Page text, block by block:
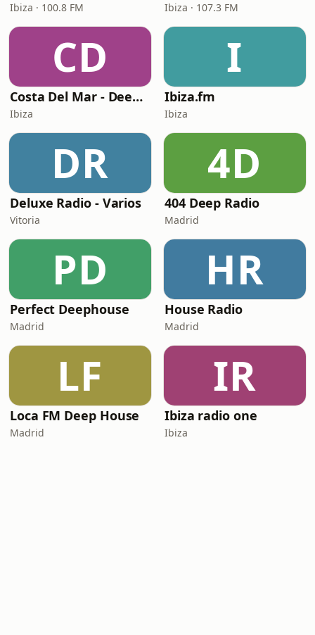
Ibiza · 100.8 FM Ibiza · 107.3 FM
CD
Costa Del Mar - Deep House
Ibiza
I
Ibiza.fm
Ibiza
DR
Deluxe Radio - Varios
Vitoria
4D
404 Deep Radio
Madrid
PD
Perfect Deephouse
Madrid
HR
House Radio
Madrid
LF
Loca FM Deep House
Madrid
IR
Ibiza radio one
Ibiza